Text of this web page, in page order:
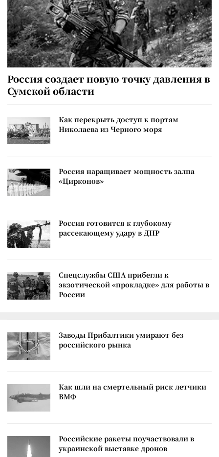
Россия создает новую точку давления в
Сумской области
Как перекрыть доступ к портам
Николаева из Черного моря
Россия наращивает мощность залпа
«Цирконов»
Россия готовится к глубокому
рассекающему удару в ДНР
Спецслужбы США прибегли к
экзотической «прокладке» для работы в
России
Заводы Прибалтики умирают без
российского рынка
Как шли на смертельный риск летчики
ВМФ
Российские ракеты поучаствовали в
украинской выставке дронов